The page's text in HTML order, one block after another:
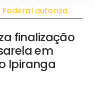
Federal autoriza
da instalação
em camarote
do Ipiranga
finalização
em
Ipiranga